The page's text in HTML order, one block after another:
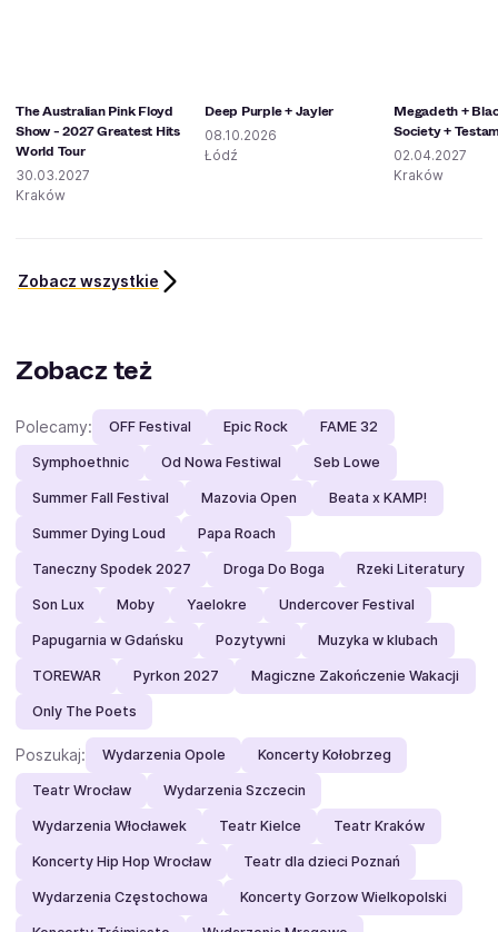
The Australian Pink Floyd
Show - 2027 Greatest Hits
World Tour
30.03.2027
Kraków
Deep Purple + Jayler
08.10.2026
Łódź
Megadeth +
Society +
02.04.2027
Kraków
Zobacz wszystkie
Zobacz też
Polecamy: OFF Festival Epic Rock FAME 32
Symphoethnic Od Nowa Festiwal Seb Lowe
Summer Fall Festival Mazovia Open Beata x KAMP!
Summer Dying Loud Papa Roach
Taneczny Spodek 2027 Droga Do Boga Rzeki Literatury
Son Lux Moby Yaelokre Undercover Festival
Papugarnia w Gdańsku Pozytywni Muzyka w klubach
TOREWAR Pyrkon 2027 Magiczne Zakończenie Wakacji
Only The Poets
Poszukaj: Wydarzenia Opole Koncerty Kołobrzeg
Teatr Wrocław Wydarzenia Szczecin
Wydarzenia Włocławek Teatr Kielce Teatr Kraków
Koncerty Hip Hop Wrocław Teatr dla dzieci Poznań
Wydarzenia Częstochowa Koncerty Gorzow Wielkopolski